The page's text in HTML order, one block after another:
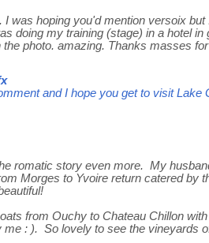
was hoping you'd mention versoix but
doing my training (stage) in a hotel
the photo. amazing. Thanks masses
and I hope you get to visit Lake
romatic story even more. My
Morges to Yvoire return catered by
from Ouchy to Chateau Chillon
: ). So lovely to see the vineyards